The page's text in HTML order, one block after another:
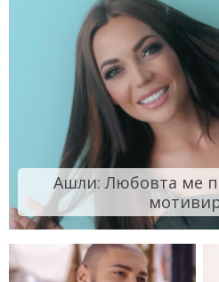
Ашли: Любовта ме